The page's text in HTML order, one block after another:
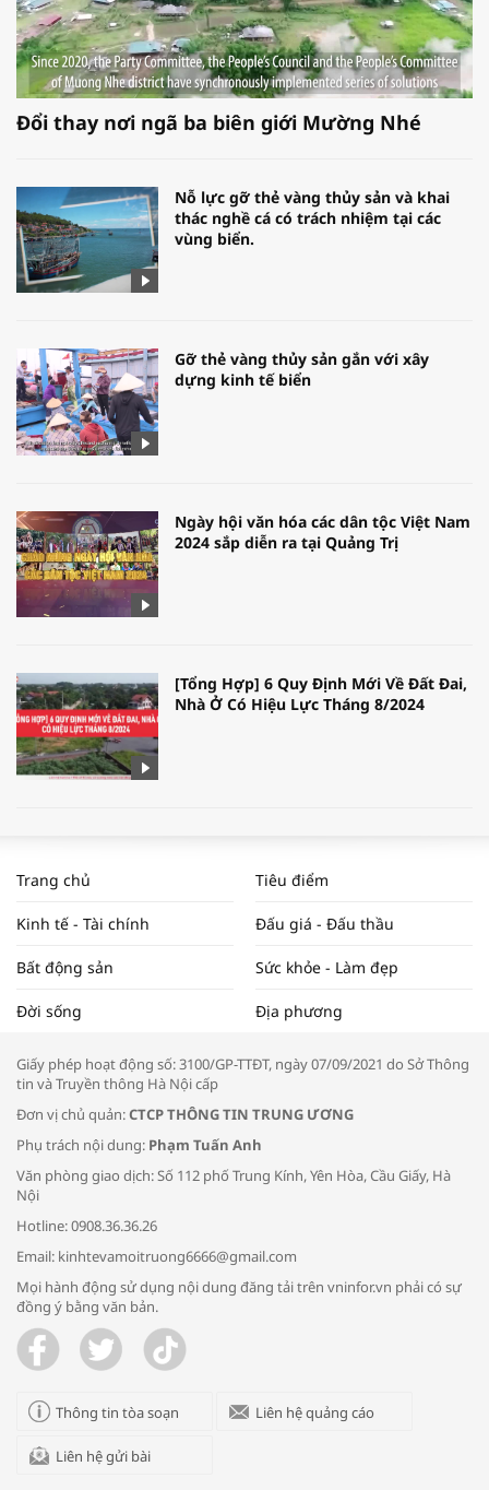
Đổi thay nơi ngã ba biên giới Mường Nhé
Nỗ lực gỡ thẻ vàng thủy sản và khai
thác nghề cá có trách nhiệm tại các
vùng biển.
Gỡ thẻ vàng thủy sản gắn với xây
dựng kinh tế biển
Ngày hội văn hóa các dân tộc Việt Nam
2024 sắp diễn ra tại Quảng Trị
[Tổng Hợp] 6 Quy Định Mới Về Đất Đai,
Nhà Ở Có Hiệu Lực Tháng 8/2024
NAM NĂM 2024 VÀ NĂM 2025 | NHỊP
ĐẬP THỊ TRƯỜNG #62
Tọa đàm “Xúc tiến thương mại: Khơi
Bác sĩ tư vấn cách phòng tránh bệnh
đường hô hấp trong thời tiết giao mùa
Trao yêu thương cho em
Trang chủ Tiêu điểm
Kinh tế - Tài chính Đấu giá - Đấu thầu
Bất động sản Sức khỏe - Làm đẹp
Đời sống Địa phương
Giấy phép hoạt động số: 3100/GP-TTĐT, ngày 07/09/2021 do Sở Thông
tin và Truyền thông Hà Nội cấp
Đơn vị chủ quản:CTCP THÔNG TIN TRUNG ƯƠNG
Phụ trách nội dung: Phạm Tuấn Anh
Văn phòng giao dịch: Số 112 phố Trung Kính, Yên Hòa, Cầu Giấy, Hà
Nội
Hotline: 0908.36.36.26
Email: kinhtevamoitruong6666@gmail.com
Mọi hành động sử dụng nội dung đăng tải trên vninfor.vn phải có sự
đồng ý bằng văn bản.
Thông tin tòa soạn Liên hệ quảng cáo
Liên hệ gửi bài